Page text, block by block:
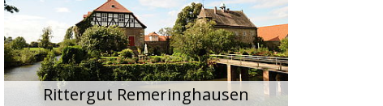
Rittergut Remeringhausen